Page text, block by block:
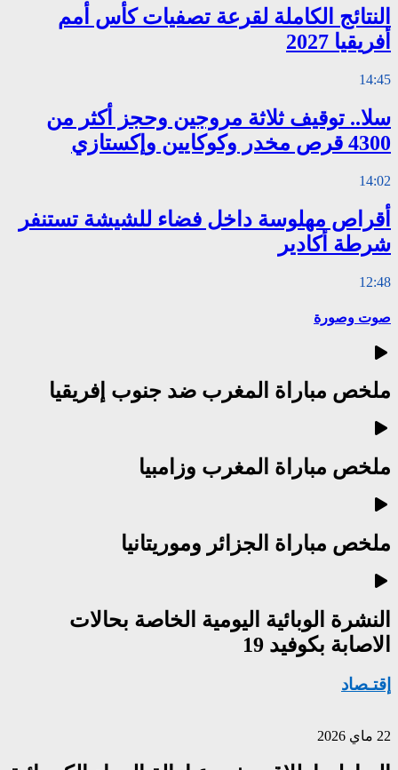
النتائج الكاملة لقرعة تصفيات كأس أمم
أفريقيا 2027
14:45
سلا.. توقيف ثلاثة مروجين وحجز أكثر من
4300 قرص مخدر وكوكايين وإكستازي
14:02
أقراص مهلوسة داخل فضاء للشيشة تستنفر
شرطة أكادير
12:48
صوت وصورة
ملخص مباراة المغرب ضد جنوب إفريقيا
ملخص مباراة المغرب وزامبيا
ملخص مباراة الجزائر وموريتانيا
النشرة الوبائية اليومية الخاصة بحالات
الاصابة بكوفيد 19
إقتـصاد
22 ماي 2026